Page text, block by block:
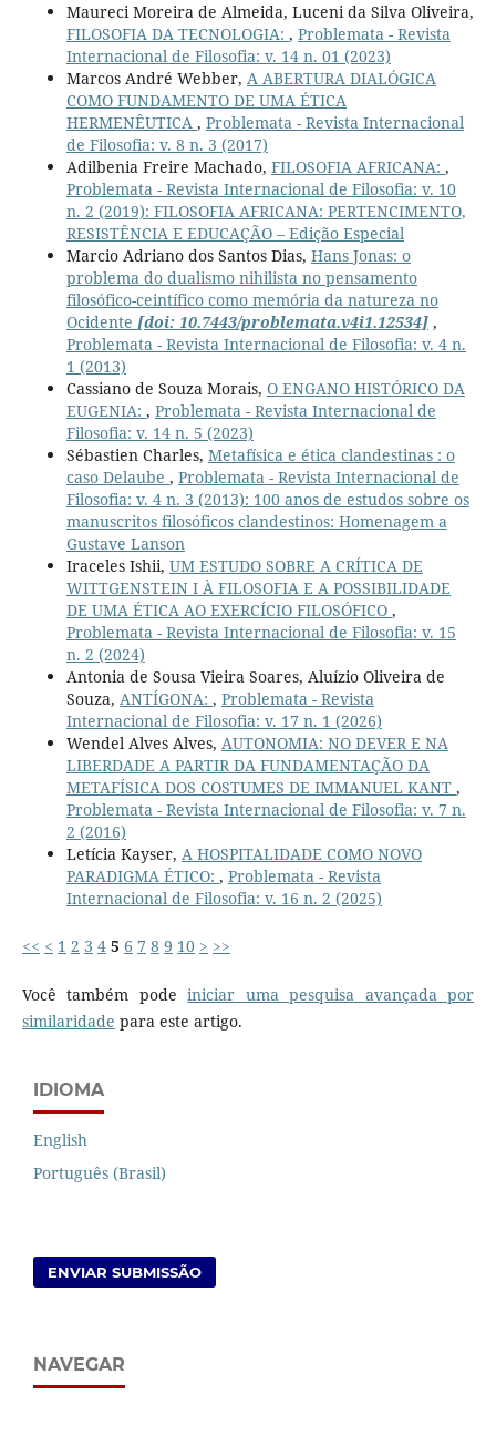
Maureci Moreira de Almeida, Luceni da Silva Oliveira,
FILOSOFIA DA TECNOLOGIA: , Problemata - Revista
Internacional de Filosofia: v. 14 n. 01 (2023)
Marcos André Webber, A ABERTURA DIALÓGICA
COMO FUNDAMENTO DE UMA ÉTICA
HERMENÊUTICA , Problemata - Revista Internacional
de Filosofia: v. 8 n. 3 (2017)
Adilbenia Freire Machado, FILOSOFIA AFRICANA: ,
Problemata - Revista Internacional de Filosofia: v. 10
n. 2 (2019): FILOSOFIA AFRICANA: PERTENCIMENTO,
RESISTÊNCIA E EDUCAÇÃO – Edição Especial
Marcio Adriano dos Santos Dias, Hans Jonas: o
problema do dualismo nihilista no pensamento
filosófico-ceintífico como memória da natureza no
Ocidente [doi: 10.7443/problemata.v4i1.12534],
Problemata - Revista Internacional de Filosofia: v. 4 n.
1 (2013)
Cassiano de Souza Morais, O ENGANO HISTÓRICO DA
EUGENIA: , Problemata - Revista Internacional de
Filosofia: v. 14 n. 5 (2023)
Sébastien Charles, Metafísica e ética clandestinas : o
caso Delaube , Problemata - Revista Internacional de
Filosofia: v. 4 n. 3 (2013): 100 anos de estudos sobre os
manuscritos filosóficos clandestinos: Homenagem a
Gustave Lanson
Iraceles Ishii, UM ESTUDO SOBRE A CRÍTICA DE
WITTGENSTEIN I À FILOSOFIA E A POSSIBILIDADE
DE UMA ÉTICA AO EXERCÍCIO FILOSÓFICO ,
Problemata - Revista Internacional de Filosofia: v. 15
n. 2 (2024)
Antonia de Sousa Vieira Soares, Aluízio Oliveira de
Souza, ANTÍGONA: , Problemata - Revista
Internacional de Filosofia: v. 17 n. 1 (2026)
Wendel Alves Alves, AUTONOMIA: NO DEVER E NA
LIBERDADE A PARTIR DA FUNDAMENTAÇÃO DA
METAFÍSICA DOS COSTUMES DE IMMANUEL KANT ,
Problemata - Revista Internacional de Filosofia: v. 7 n.
2 (2016)
Letícia Kayser, A HOSPITALIDADE COMO NOVO
PARADIGMA ÉTICO: , Problemata - Revista
Internacional de Filosofia: v. 16 n. 2 (2025)
<< < 1 2 3 4 5 6 7 8 9 10 > >>
Você também podeiniciar uma pesquisa avançada por
similaridade para este artigo.
IDIOMA
English
Português (Brasil)
ENVIAR SUBMISSÃO
NAVEGAR